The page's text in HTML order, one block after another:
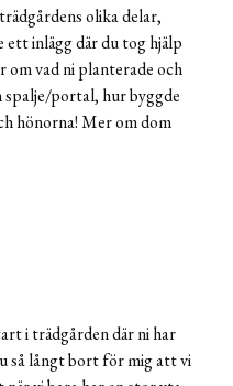
olika delar,
inlägg där du tog hjälp
om vad ni planterade och
spalje/portal, hur byggde
hönorna! Mer om dom
i trädgården där ni har
så långt bort för mig att vi